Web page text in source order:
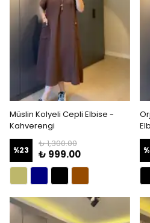
Müslin Kolyeli Cepli Elbise -
Kahverengi
%23
₺ 1,300.00
₺ 999.00 %